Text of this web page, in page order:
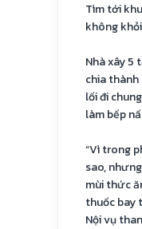
Tìm tới
không
Nhà xây 5
chia
lối đi
làm bếp
“Vì trong
sao,
mùi thức
thuốc bay
Nội vụ